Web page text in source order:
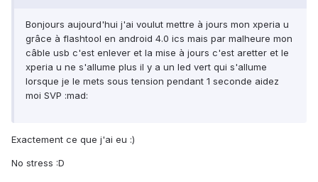
Bonjours aujourd'hui j'ai voulut mettre à jours mon xperia u
grâce à flashtool en android 4.0 ics mais par malheure mon
câble usb c'est enlever et la mise à jours c'est aretter et le
xperia u ne s'allume plus il y a un led vert qui s'allume
lorsque je le mets sous tension pendant 1 seconde aidez
moi SVP :mad:
Exactement ce que j'ai eu :)
No stress :D